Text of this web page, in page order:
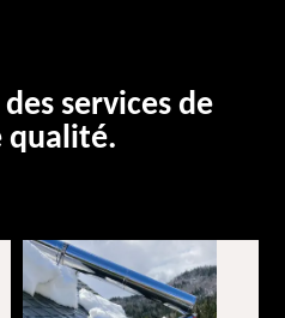
services de
qualité.